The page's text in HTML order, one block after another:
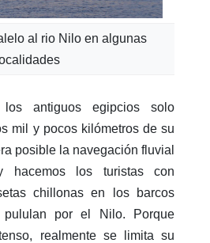
al rio Nilo en algunas
los antiguos egipcios solo
mil y pocos kilómetros de su
posible la navegación fluvial
los turistas con
chillonas en los barcos
pululan por el Nilo. Porque
realmente se limita su